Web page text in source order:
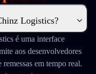
Logistics?
é uma interface
aos desenvolvedores
em tempo real.